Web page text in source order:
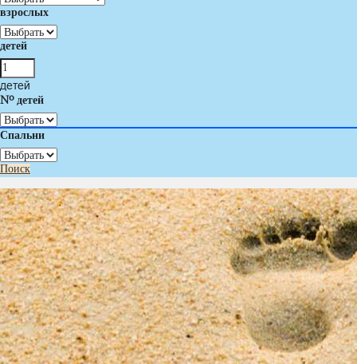
взрослых
детей
детей
Nº детей
Спальни
Поиск